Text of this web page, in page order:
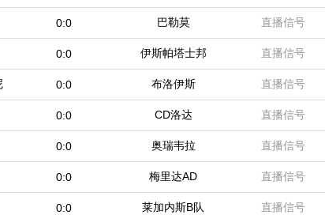
0:0 巴勒莫 直播信号
0:0 伊斯帕塔士邦 直播信号
0:0 布洛伊斯 直播信号
0:0 CD洛达 直播信号
0:0 奥瑞韦拉 直播信号
0:0 梅里达AD 直播信号
0:0 莱加内斯B队 直播信号